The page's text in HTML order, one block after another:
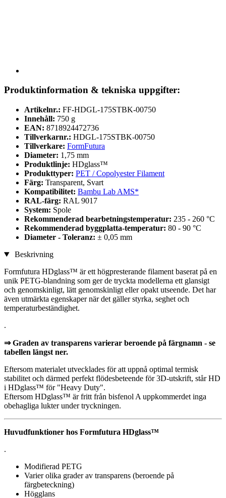
Produktinformation & tekniska uppgifter:
Artikelnr.: FF-HDGL-175STBK-00750
Innehåll: 750 g
EAN: 8718924472736
Tillverkarnr.: HDGL-175STBK-00750
Tillverkare: FormFutura
Diameter: 1,75 mm
Produktlinje: HDglass™
Produkttyper: PET / Copolyester Filament
Färg: Transparent, Svart
Kompatibilitet: Bambu Lab AMS*
RAL-färg: RAL 9017
System: Spole
Rekommenderad bearbetningstemperatur: 235 - 260 °C
Rekommenderad byggplatta-temperatur: 80 - 90 °C
Diameter - Toleranz: ± 0,05 mm
Beskrivning
Formfutura HDglass™ är ett högpresterande filament baserat på en
unik PETG-blandning som ger de tryckta modellerna ett glansigt
och genomskinligt, lätt genomskinligt eller opakt utseende. Det har
även utmärkta egenskaper när det gäller styrka, seghet och
temperaturbeständighet.
.
⇒ Graden av transparens varierar beroende på färgnamn - se
tabellen längst ner.
Eftersom materialet utvecklades för att uppnå optimal termisk
stabilitet och därmed perfekt flödesbeteende för 3D-utskrift, står HD
i HDglass™ för "Heavy Duty".
Eftersom HDglass™ är fritt från bisfenol A uppkommerdet inga
obehagliga lukter under tryckningen.
Huvudfunktioner hos Formfutura HDglass™
.
Modifierad PETG
Varier olika grader av transparens (beroende på
färgbeteckning)
Högglans